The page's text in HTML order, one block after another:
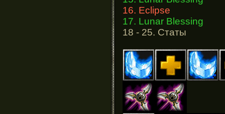
16. Eclipse
17. Lunar Blessing
18 - 25. Статы